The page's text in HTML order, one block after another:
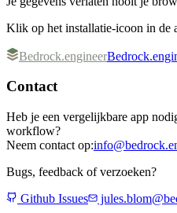
Klik op het installatie-icoon in de
Bedrock.engineer
Contact
Heb je een vergelijkbare app
workflow?
Neem contact op:
Bugs, feedback of verzoeken?
Github Issues